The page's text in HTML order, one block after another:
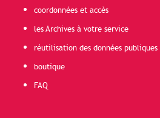
coordonnées et accès
les Archives à votre service
réutilisation des données publiques
boutique
FAQ